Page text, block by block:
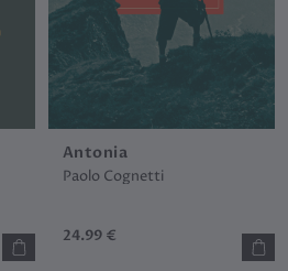
Antonia
Paolo Cognetti
24.99 €